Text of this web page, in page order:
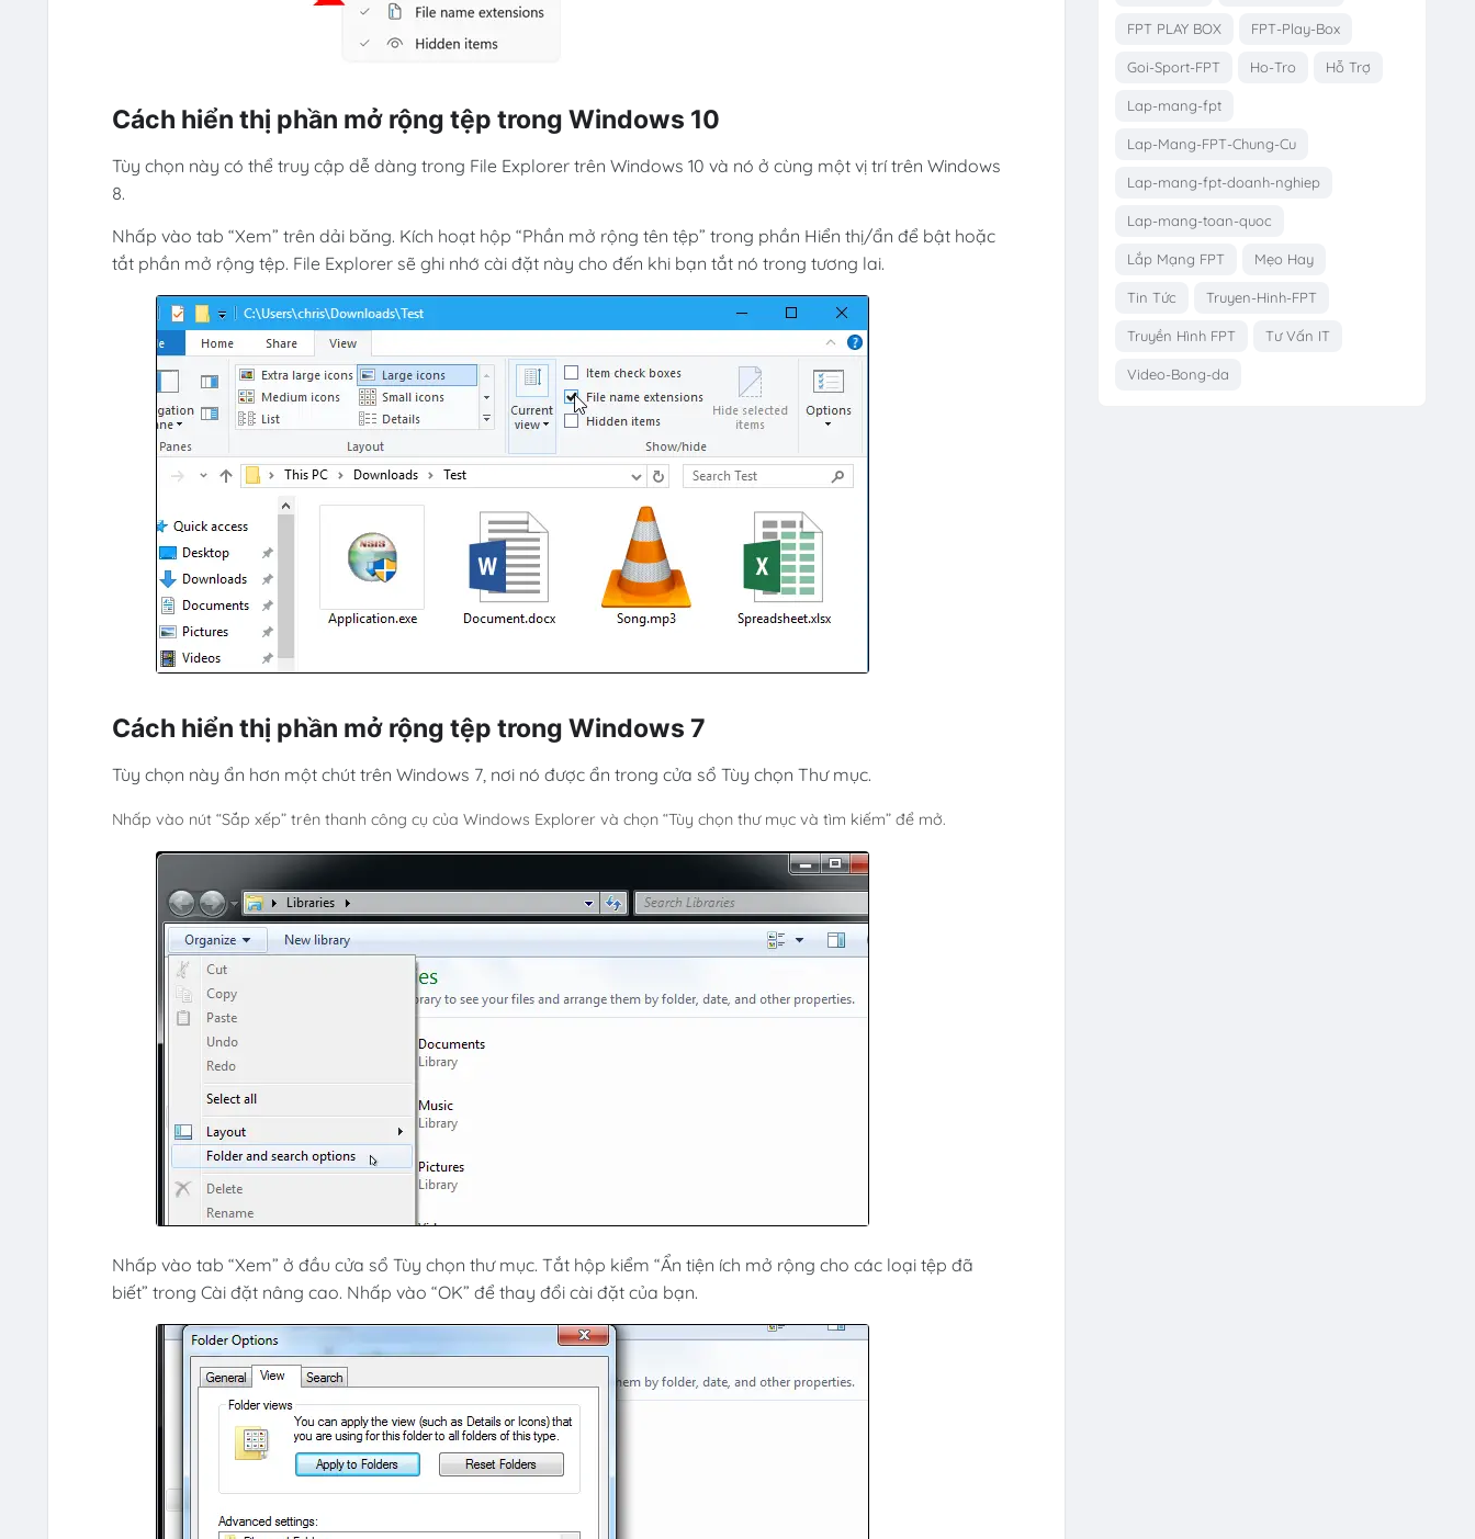
Cách hiển thị phần mở rộng tệp trong Windows 10
Tùy chọn này có thể truy cập dễ dàng trong File Explorer trên Windows 10 và nó ở cùng một vị trí trên Windows
8.
Nhấp vào tab “Xem” trên dải băng. Kích hoạt hộp “Phần mở rộng tên tệp” trong phần Hiển thị/ẩn để bật hoặc
tắt phần mở rộng tệp. File Explorer sẽ ghi nhớ cài đặt này cho đến khi bạn tắt nó trong tương lai.
Cách hiển thị phần mở rộng tệp trong Windows 7
Tùy chọn này ẩn hơn một chút trên Windows 7, nơi nó được ẩn trong cửa sổ Tùy chọn Thư mục.
Nhấp vào nút “Sắp xếp” trên thanh công cụ của Windows Explorer và chọn “Tùy chọn thư mục và tìm kiếm” để mở.
Nhấp vào tab “Xem” ở đầu cửa sổ Tùy chọn thư mục. Tắt hộp kiểm “Ẩn tiện ích mở rộng cho các loại tệp đã
biết” trong Cài đặt nâng cao. Nhấp vào “OK” để thay đổi cài đặt của bạn.
FPT PLAY BOX FPT-Play-Box
Goi-Sport-FPT Ho-Tro Hỗ Trợ
Lap-mang-fpt
Lap-Mang-FPT-Chung-Cu
Lap-mang-fpt-doanh-nghiep
Lap-mang-toan-quoc
Lắp Mạng FPT Mẹo Hay
Tin Tức Truyen-Hinh-FPT
Truyền Hình FPT Tư Vấn IT
Video-Bong-da